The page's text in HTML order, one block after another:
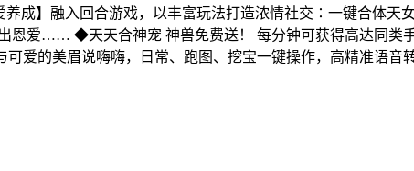
成】融入回合游戏，以丰富玩法打造浓情社交∶一键合体天
恩爱…… ◆天天合神宠 神兽免费送！ 每分钟可获得高达同类
爱的美眉说嗨嗨，日常、跑图、挖宝一键操作，高精准语音